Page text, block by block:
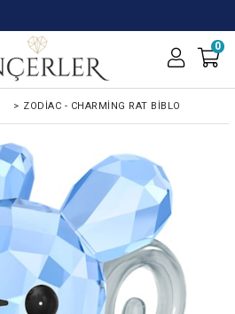
0
> ZODIAC - CHARMING RAT BIBLO